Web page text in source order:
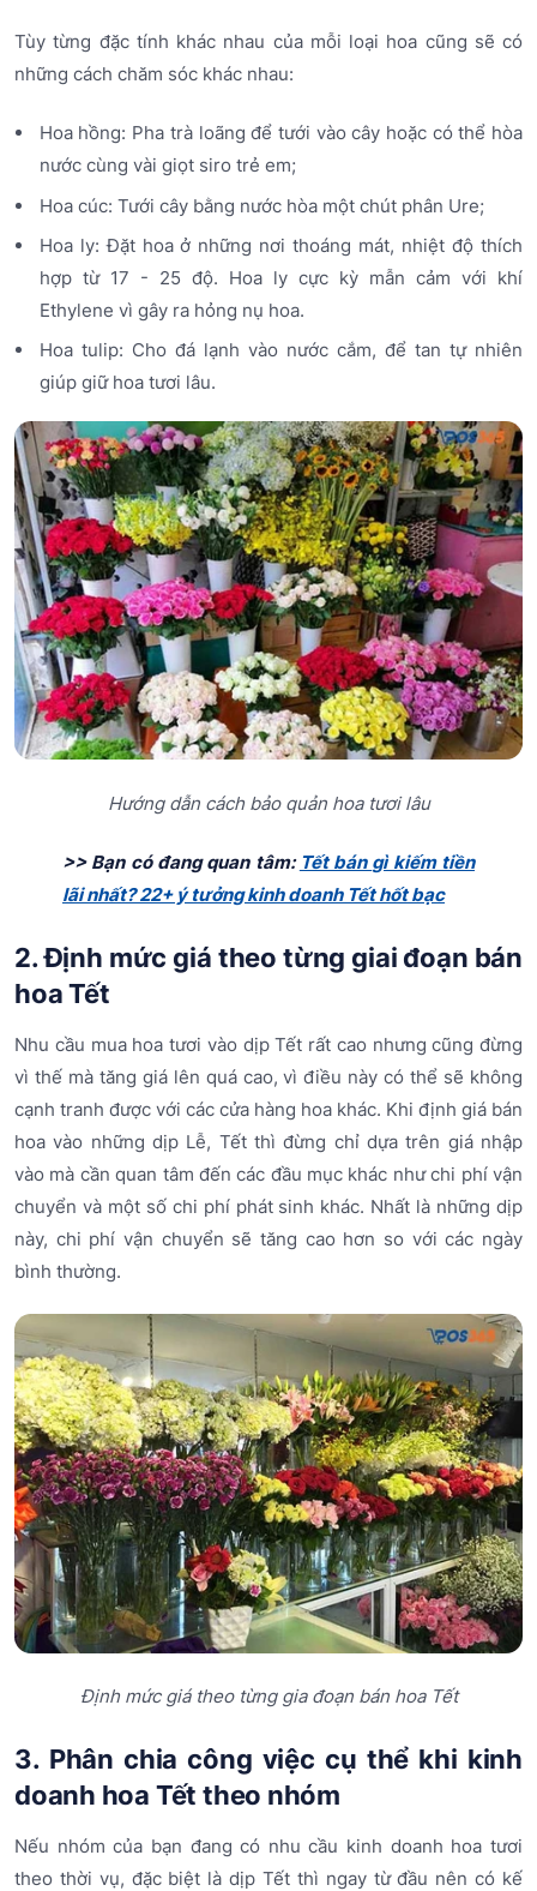
Tùy từng đặc tính khác nhau của mỗi loại hoa cũng sẽ có
những cách chăm sóc khác nhau:
Hoa hồng: Pha trà loãng để tưới vào cây hoặc có thể hòa
nước cùng vài giọt siro trẻ em;
Hoa cúc: Tưới cây bằng nước hòa một chút phân Ure;
Hoa ly: Đặt hoa ở những nơi thoáng mát, nhiệt độ thích
hợp từ 17 - 25 độ. Hoa ly cực kỳ mẫn cảm với khí
Ethylene vì gây ra hỏng nụ hoa.
Hoa tulip: Cho đá lạnh vào nước cắm, để tan tự nhiên
giúp giữ hoa tươi lâu.
Hướng dẫn cách bảo quản hoa tươi lâu
>> Bạn có đang quan tâm: Tết bán gì kiếm tiền
lãi nhất? 22+ ý tưởng kinh doanh Tết hốt bạc
2. Định mức giá theo từng giai đoạn bán
hoa Tết
Nhu cầu mua hoa tươi vào dịp Tết rất cao nhưng cũng đừng
vì thế mà tăng giá lên quá cao, vì điều này có thể sẽ không
cạnh tranh được với các cửa hàng hoa khác. Khi định giá bán
hoa vào những dịp Lễ, Tết thì đừng chỉ dựa trên giá nhập
vào mà cần quan tâm đến các đầu mục khác như chi phí vận
chuyển và một số chi phí phát sinh khác. Nhất là những dịp
này, chi phí vận chuyển sẽ tăng cao hơn so với các ngày
bình thường.
Định mức giá theo từng gia đoạn bán hoa Tết
3. Phân chia công việc cụ thể khi kinh
doanh hoa Tết theo nhóm
Nếu nhóm của bạn đang có nhu cầu kinh doanh hoa tươi
theo thời vụ, đặc biệt là dịp Tết thì ngay từ đầu nên có kế